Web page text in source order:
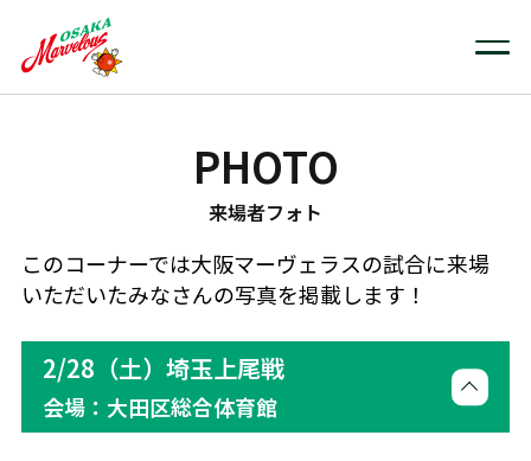
PHOTO
来場者フォト
このコーナーでは大阪マーヴェラスの試合に来場
いただいたみなさんの写真を掲載します！
2/28（土）埼玉上尾戦
会場：大田区総合体育館